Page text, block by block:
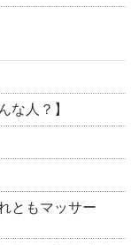
な人？】
ともマッサー